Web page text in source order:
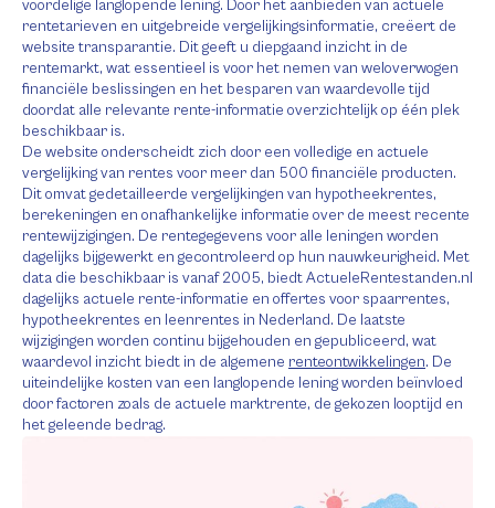
voordelige langlopende lening. Door het aanbieden van actuele
rentetarieven en uitgebreide vergelijkingsinformatie, creëert de
website transparantie. Dit geeft u diepgaand inzicht in de
rentemarkt, wat essentieel is voor het nemen van weloverwogen
financiële beslissingen en het besparen van waardevolle tijd
doordat alle relevante rente-informatie overzichtelijk op één plek
beschikbaar is.
De website onderscheidt zich door een volledige en actuele
vergelijking van rentes voor meer dan 500 financiële producten.
Dit omvat gedetailleerde vergelijkingen van hypotheekrentes,
berekeningen en onafhankelijke informatie over de meest recente
rentewijzigingen. De rentegegevens voor alle leningen worden
dagelijks bijgewerkt en gecontroleerd op hun nauwkeurigheid. Met
data die beschikbaar is vanaf 2005, biedt ActueleRentestanden.nl
dagelijks actuele rente-informatie en offertes voor spaarrentes,
hypotheekrentes en leenrentes in Nederland. De laatste
wijzigingen worden continu bijgehouden en gepubliceerd, wat
waardevol inzicht biedt in de algemene renteontwikkelingen. De
uiteindelijke kosten van een langlopende lening worden beïnvloed
door factoren zoals de actuele marktrente, de gekozen looptijd en
het geleende bedrag.